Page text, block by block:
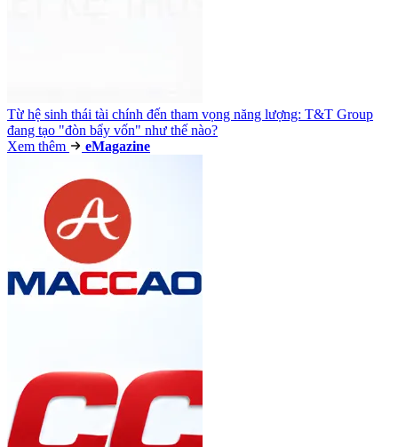
Từ hệ sinh thái tài chính đến tham vọng năng lượng: T&T Group
đang tạo "đòn bẩy vốn" như thế nào?
Xem thêm
eMagazine